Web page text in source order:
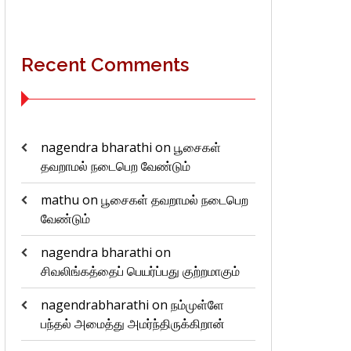
Recent Comments
nagendra bharathi on பூசைகள்
தவறாமல் நடைபெற வேண்டும்
mathu on பூசைகள் தவறாமல் நடைபெற
வேண்டும்
nagendra bharathi on
சிவலிங்கத்தைப் பெயர்ப்பது குற்றமாகும்
nagendrabharathi on நம்முள்ளே
பந்தல் அமைத்து அமர்ந்திருக்கிறான்